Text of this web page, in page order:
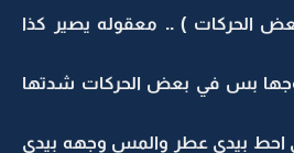
الحركات ) .. معقوله يصير كذا
بس في بعض الحركات شدتها
احط بيدي عطر والمس وجهه بيدي